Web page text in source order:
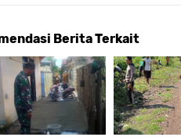
Berita Terkait